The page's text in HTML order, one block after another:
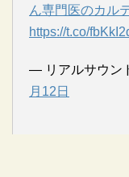
ん専門医のカル
https://t.co/
— リアルサウン
月12日